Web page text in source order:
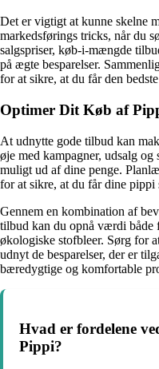
Det er vigtigt at kunne skelne
markedsførings tricks, når du
salgspriser, køb-i-mængde
på ægte besparelser.
for at sikre, at du får den
Optimer Dit Køb af
At udnytte gode tilbud kan
øje med kampagner, udsalg
muligt ud af dine penge.
for at sikre, at du får dine
Gennem en kombination af
tilbud kan du opnå værdi
økologiske stofbleer. Sørg for
udnyt de besparelser, der er
bæredygtige og komfortable
Hvad er fordelene
Pippi?